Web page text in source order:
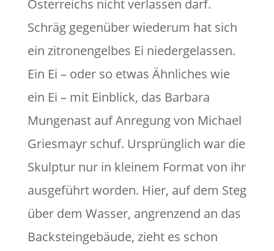
Österreichs nicht verlassen darf.
Schräg gegenüber wiederum hat sich
ein zitronengelbes Ei niedergelassen.
Ein Ei – oder so etwas Ähnliches wie
ein Ei – mit Einblick, das Barbara
Mungenast auf Anregung von Michael
Griesmayr schuf. Ursprünglich war die
Skulptur nur in kleinem Format von ihr
ausgeführt worden. Hier, auf dem Steg
über dem Wasser, angrenzend an das
Backsteingebäude, zieht es schon